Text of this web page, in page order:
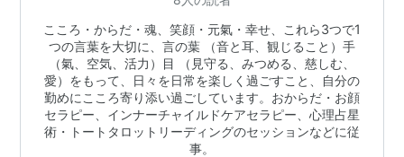
こころ・からだ・魂、笑顔・元氣・幸せ、これら3つで1
つの言葉を大切に、言の葉 （音と耳、観じること）手
（氣、空気、活力）目 （見守る、みつめる、慈しむ、
愛）をもって、日々を日常を楽しく過ごすこと、自分の
勤めにこころ寄り添い過ごしています。おからだ・お顔
セラピー、インナーチャイルドケアセラピー、心理占星
術・トートタロットリーディングのセッションなどに従
事。